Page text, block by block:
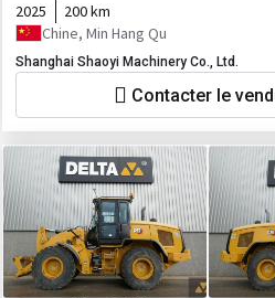
2025
200 km
Chine, Min Hang Qu
Shanghai Shaoyi Machinery Co., Ltd.
Contacter le